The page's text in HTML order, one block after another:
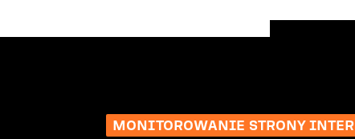
MONITOROWANIE STRONY